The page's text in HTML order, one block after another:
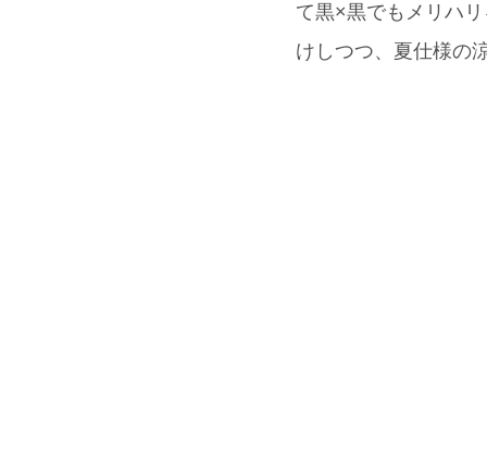
て黒×黒でもメリハ
けしつつ、夏仕様の